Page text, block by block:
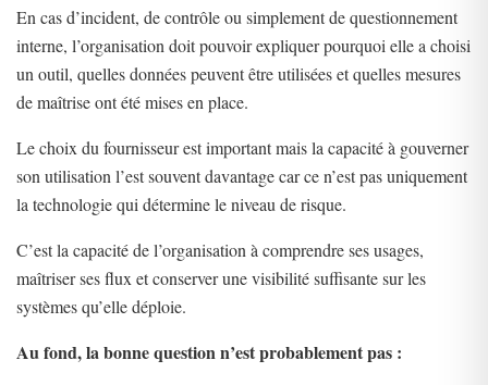
En cas d’incident, de contrôle ou simplement de questionnement
interne, l’organisation doit pouvoir expliquer pourquoi elle a choisi
un outil, quelles données peuvent être utilisées et quelles mesures
de maîtrise ont été mises en place.
Le choix du fournisseur est important mais la capacité à gouverner
son utilisation l’est souvent davantage car ce n’est pas uniquement
la technologie qui détermine le niveau de risque.
C’est la capacité de l’organisation à comprendre ses usages,
maîtriser ses flux et conserver une visibilité suffisante sur les
systèmes qu’elle déploie.
Au fond, la bonne question n’est probablement pas :